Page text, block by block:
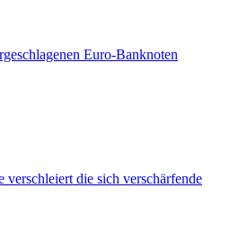
Euro-Banknoten
verschleiert die sich verschärfende